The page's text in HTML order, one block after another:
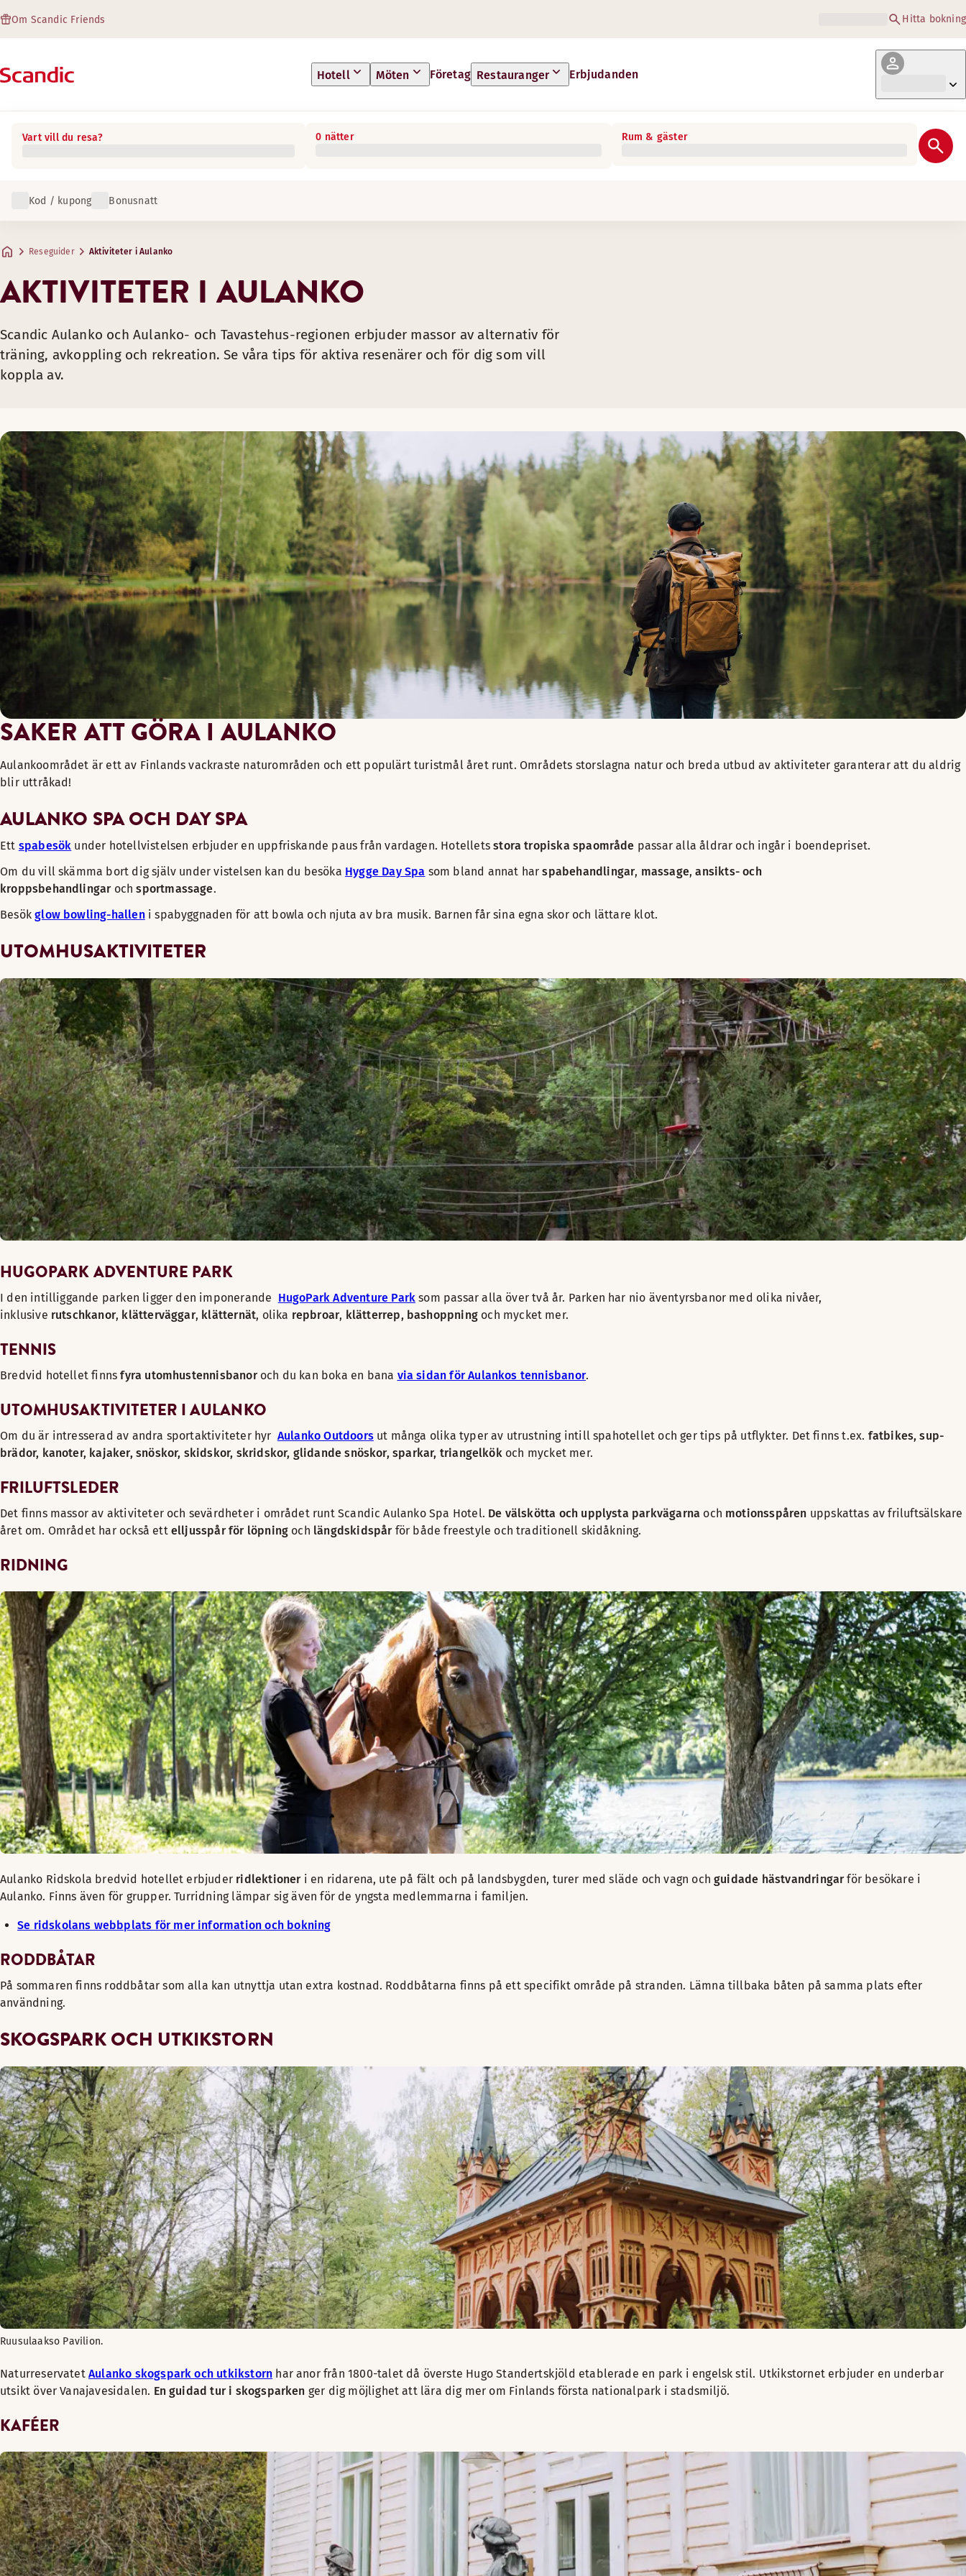
Om Scandic Friends Hitta bokning
Hotell Möten Företag Restauranger Erbjudanden
Vart vill du resa? 0 nätter Rum & gäster
Kod / kupong Bonusnatt
Reseguider Aktiviteter i Aulanko
AKTIVITETER I AULANKO
Scandic Aulanko och Aulanko- och Tavastehus-regionen erbjuder massor av alternativ för
träning, avkoppling och rekreation. Se våra tips för aktiva resenärer och för dig som vill
koppla av.
SAKER ATT GÖRA I AULANKO
Aulankoområdet är ett av Finlands vackraste naturområden och ett populärt turistmål året runt. Områdets storslagna natur och breda utbud av aktiviteter garanterar att du aldrig
blir uttråkad!
AULANKO SPA OCH DAY SPA
Ett spabesök under hotellvistelsen erbjuder en uppfriskande paus från vardagen. Hotelletsstora tropiska spaområde passar alla åldrar och ingår i boendepriset.
Om du vill skämma bort dig själv under vistelsen kan du besöka Hygge Day Spa som bland annat harspabehandlingar, massage,ansikts- och
kroppsbehandlingarochsportmassage.
Besökglow bowling-halleni spabyggnaden för att bowla och njuta av bra musik. Barnen får sina egna skor och lättare klot.
UTOMHUSAKTIVITETER
HUGOPARK ADVENTURE PARK
I den intilliggande parken ligger den imponerande HugoPark Adventure Park som passar alla över två år. Parken har nio äventyrsbanor med olika nivåer,
inklusive rutschkanor, klätterväggar, klätternät, olika repbroar, klätterrep, bashoppning och mycket mer.
TENNIS
Bredvid hotellet finnsfyra utomhustennisbanoroch du kan boka en bana via sidan för Aulankos tennisbanor.
UTOMHUSAKTIVITETER I AULANKO
Om du är intresserad av andra sportaktiviteter hyr Aulanko Outdoorsut många olika typer av utrustning intill spahotellet och ger tips på utflykter. Det finns t.ex. fatbikes, sup-
brädor, kanoter, kajaker, snöskor, skidskor, skridskor, glidande snöskor, sparkar, triangelkökoch mycket mer.
FRILUFTSLEDER
Det finns massor av aktiviteter och sevärdheter i området runt Scandic Aulanko Spa Hotel. De välskötta och upplysta parkvägarna och motionsspåren uppskattas av friluftsälskare
året om. Området har också ett elljusspår för löpning och längdskidspårför både freestyle och traditionell skidåkning.
RIDNING
Aulanko Ridskola bredvid hotellet erbjuder ridlektioneri en ridarena, ute på fält och på landsbygden, turer med släde och vagn ochguidade hästvandringarför besökare i
Aulanko. Finns även för grupper. Turridning lämpar sig även för de yngsta medlemmarna i familjen.
Se ridskolans webbplats för mer information och bokning
RODDBÅTAR
På sommaren finns roddbåtar som alla kan utnyttja utan extra kostnad. Roddbåtarna finns på ett specifikt område på stranden. Lämna tillbaka båten på samma plats efter
användning.
SKOGSPARK OCH UTKIKSTORN
Ruusulaakso Pavilion.
NaturreservatetAulanko skogspark och utkikstorn har anor från 1800-talet då överste Hugo Standertskjöld etablerade en park i engelsk stil. Utkikstornet erbjuder en underbar
utsikt över Vanajavesidalen. En guidad tur i skogsparken ger dig möjlighet att lära dig mer om Finlands första nationalpark i stadsmiljö.
KAFÉER